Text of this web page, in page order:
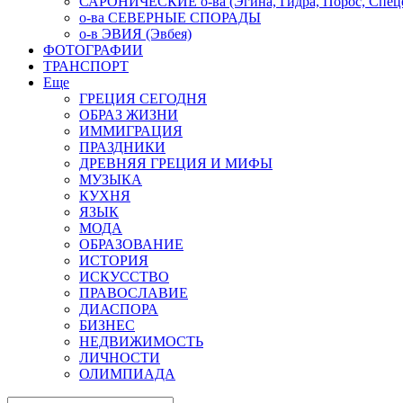
о-ва СЕВЕРНЫЕ СПОРАДЫ
о-в ЭВИЯ (Эвбея)
ФОТОГРАФИИ
ТРАНСПОРТ
Еще
ГРЕЦИЯ СЕГОДНЯ
ОБРАЗ ЖИЗНИ
ИММИГРАЦИЯ
ПРАЗДНИКИ
ДРЕВНЯЯ ГРЕЦИЯ И МИФЫ
МУЗЫКА
КУХНЯ
ЯЗЫК
МОДА
ОБРАЗОВАНИЕ
ИСТОРИЯ
ИСКУССТВО
ПРАВОСЛАВИЕ
ДИАСПОРА
БИЗНЕС
НЕДВИЖИМОСТЬ
ЛИЧНОСТИ
ОЛИМПИАДА